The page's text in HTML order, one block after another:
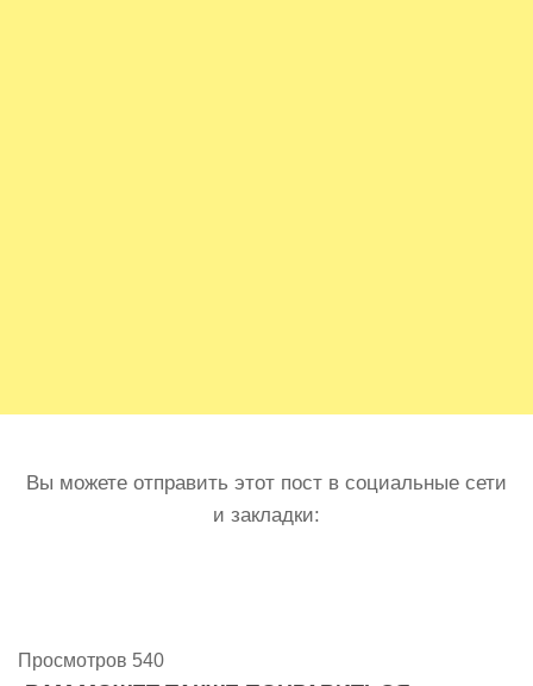
Вы можете отправить этот пост в социальные сети
и закладки:
Просмотров 540